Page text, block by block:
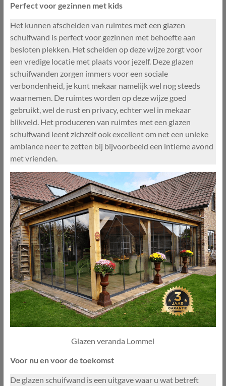
Perfect voor gezinnen met kids
Het kunnen afscheiden van ruimtes met een glazen
schuifwand is perfect voor gezinnen met behoefte aan
besloten plekken. Het scheiden op deze wijze zorgt voor
een vredige locatie met plaats voor jezelf. Deze glazen
schuifwanden zorgen immers voor een sociale
verbondenheid, je kunt mekaar namelijk wel nog steeds
waarnemen. De ruimtes worden op deze wijze goed
gebruikt, wel de rust en privacy, echter wel in mekaar
blikveld. Het produceren van ruimtes met een glazen
schuifwand leent zichzelf ook excellent om net een unieke
ambiance neer te zetten bij bijvoorbeeld een intieme avond
met vrienden.
Glazen veranda Lommel
Voor nu en voor de toekomst
De glazen schuifwand is een uitgave waar u wat betreft